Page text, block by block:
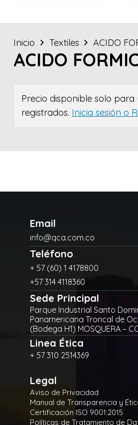
Inicio Textiles ACIDO
ACIDO
Precio disponible solo para
registrados. Inicia sesión o
Email
info@qca.com.co
Teléfono
+ 57 (60) 1 4178800
+57 314 4118360
Sede Principal
Parque Industrial Santo
Panamericana Troncal de
(Bodega H1) MOSQUERA –
Linea Ética
+ 57 310 2514369
Legal
Aviso de Privacidad
Manual de Transparencia y
Certificación ISO 9001:2015
Políticas de Tratamiento de